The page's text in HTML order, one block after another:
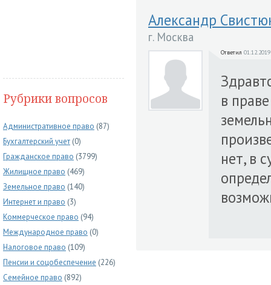
Рубрики вопросов
Административное право (87)
Бухгалтерский учет (0)
Гражданское право (3799)
Жилищное право (469)
Земельное право (140)
Интернет и право (3)
Коммерческое право (94)
Международное право (0)
Налоговое право (109)
Пенсии и соцобеспечение (226)
Семейное право (892)
Александр
г. Москва
Ответил
в
нет, в